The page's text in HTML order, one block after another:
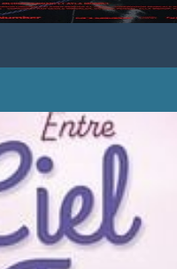
ENTRE CIEL ET